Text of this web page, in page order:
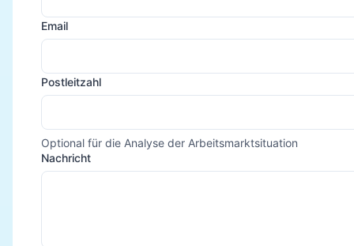
Email
Postleitzahl
Optional für die Analyse der Arbeitsmarktsituation
Nachricht